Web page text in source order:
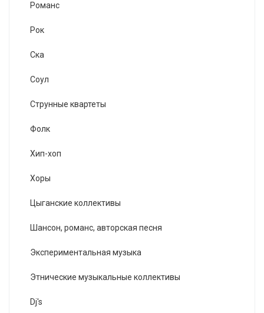
Романс
Рок
Ска
Соул
Струнные квартеты
Фолк
Хип-хоп
Хоры
Цыганские коллективы
Шансон, романс, авторская песня
Экспериментальная музыка
Этнические музыкальные коллективы
Dj's